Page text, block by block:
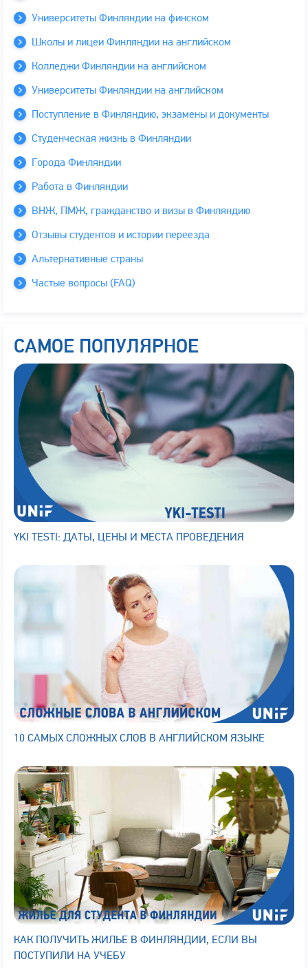
Университеты Финляндии на финском
Школы и лицеи Финляндии на английском
Колледжи Финляндии на английском
Университеты Финляндии на английском
Поступление в Финляндию, экзамены и документы
Студенческая жизнь в Финляндии
Города Финляндии
Работа в Финляндии
ВНЖ, ПМЖ, гражданство и визы в Финляндию
Отзывы студентов и истории переезда
Альтернативные страны
Частые вопросы (FAQ)
САМОЕ ПОПУЛЯРНОЕ
YKI TESTI: ДАТЫ, ЦЕНЫ И МЕСТА ПРОВЕДЕНИЯ
10 САМЫХ СЛОЖНЫХ СЛОВ В АНГЛИЙСКОМ ЯЗЫКЕ
КАК ПОЛУЧИТЬ ЖИЛЬЕ В ФИНЛЯНДИИ, ЕСЛИ ВЫ
ПОСТУПИЛИ НА УЧЕБУ